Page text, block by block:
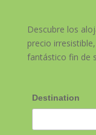
Descubre los
precio
fantástico fin de
Destination